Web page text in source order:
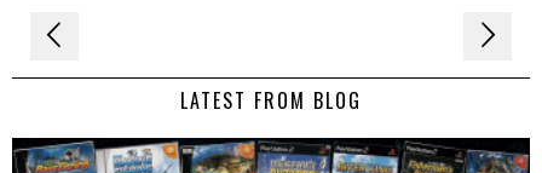
Navigation
de LATEST FROM BLOG